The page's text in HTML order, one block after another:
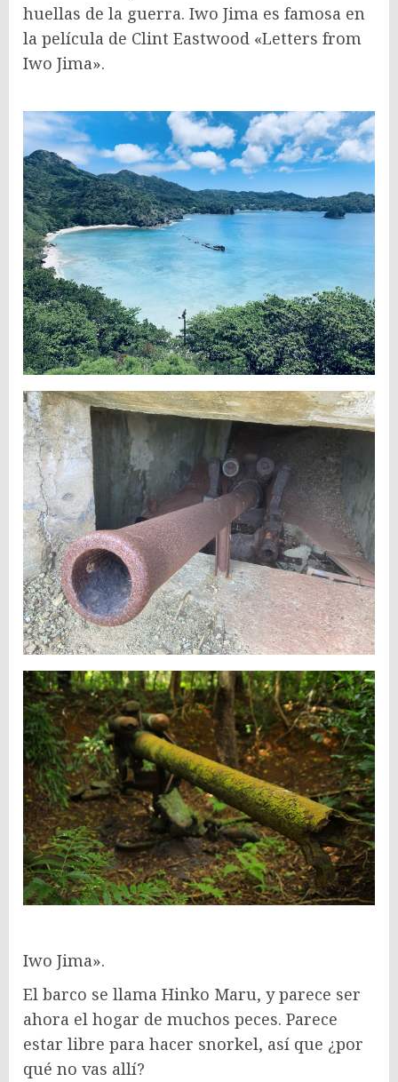
huellas de la guerra. Iwo Jima es famosa en
la película de Clint Eastwood «Letters from
Iwo Jima».
Iwo Jima».
El barco se llama Hinko Maru, y parece ser
ahora el hogar de muchos peces. Parece
estar libre para hacer snorkel, así que ¿por
qué no vas allí?